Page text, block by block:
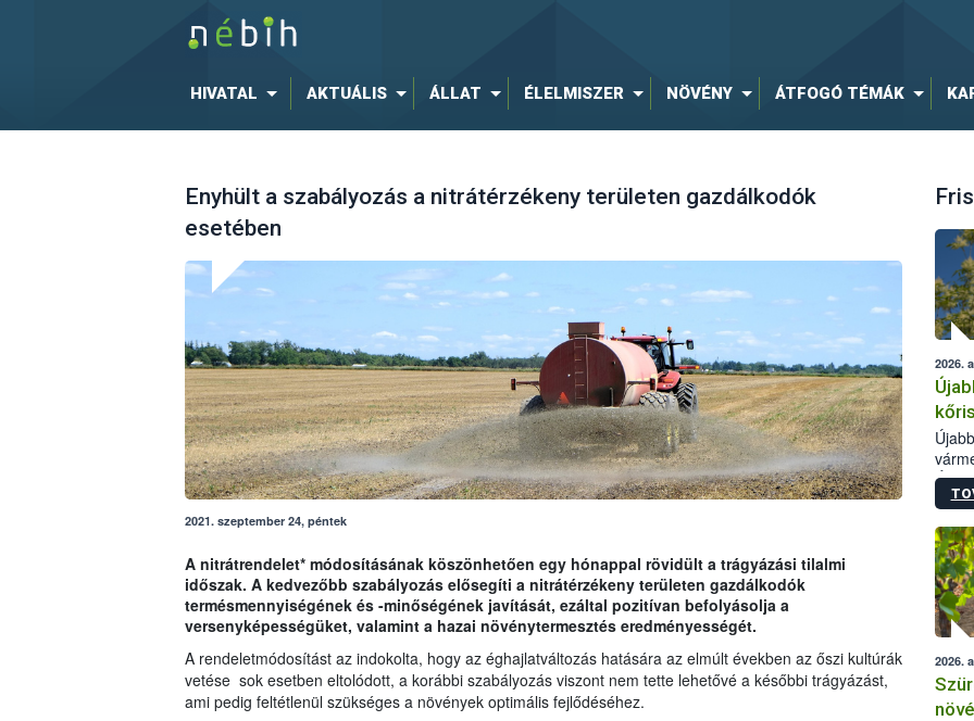
HIVATAL AKTUÁLIS ÁLLAT ÉLELMISZER NÖVÉNY ÁTFOGÓ TÉMÁK
Enyhült a szabályozás a nitrátérzékeny területen gazdálkodók
esetében
2021. szeptember 24, péntek
A nitrátrendelet* módosításának köszönhetően egy hónappal rövidült a trágyázási tilalmi
időszak. A kedvezőbb szabályozás elősegíti a nitrátérzékeny területen gazdálkodók
termésmennyiségének és -minőségének javítását, ezáltal pozitívan befolyásolja a
versenyképességüket, valamint a hazai növénytermesztés eredményességét.
A rendeletmódosítást az indokolta, hogy az éghajlatváltozás hatására az elmúlt években az őszi kultúrák
vetése sok esetben eltolódott, a korábbi szabályozás viszont nem tette lehetővé a későbbi trágyázást,
ami pedig feltétlenül szükséges a növények optimális fejlődéséhez.
2026.
2026.